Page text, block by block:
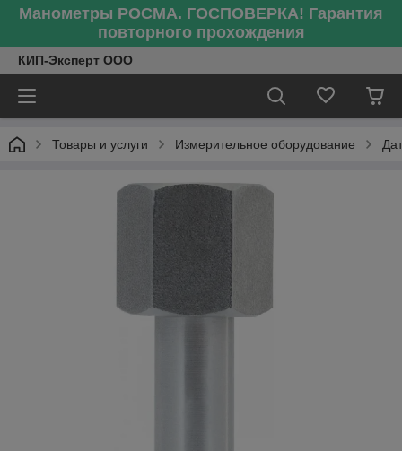
Манометры РОСМА. ГОСПОВЕРКА! Гарантия
повторного прохождения
КИП-Эксперт ООО
Товары и услуги Измерительное оборудование